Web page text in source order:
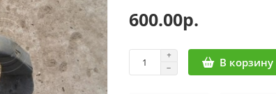
600.00р.
В корзину